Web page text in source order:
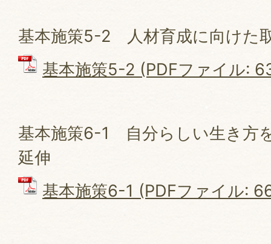
基本施策5-2 人材育成に向けた
基本施策5-2 (PDFファイル:
基本施策6-1 自分らしい生き方
延伸
基本施策6-1 (PDFファイル: